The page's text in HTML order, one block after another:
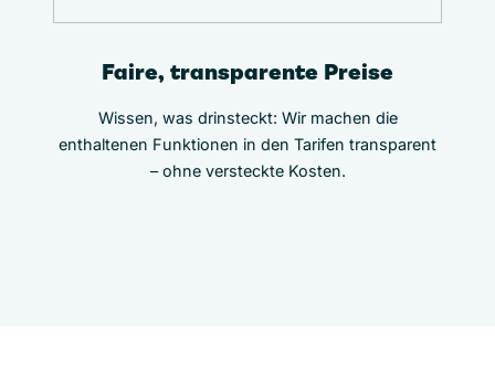
Faire, transparente Preise
Wissen, was drinsteckt: Wir machen die
enthaltenen Funktionen in den Tarifen transparent
– ohne versteckte Kosten.